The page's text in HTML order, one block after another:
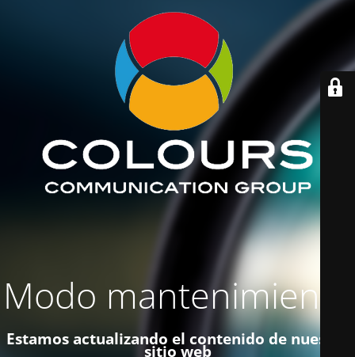
Modo mantenimiento
Estamos actualizando el contenido de nuestro
sitio web